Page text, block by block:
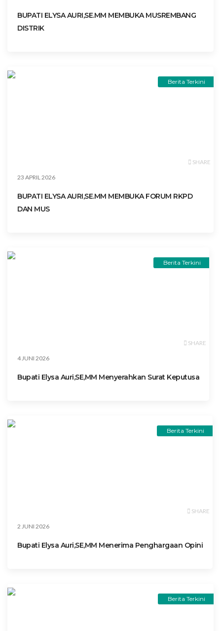
BUPATI ELYSA AURI,SE.MM MEMBUKA MUSREMBANG
DISTRIK
Berita Terkini
SHARE
23 APRIL 2026
BUPATI ELYSA AURI,SE.MM MEMBUKA FORUM RKPD
DAN MUS
Berita Terkini
SHARE
4 JUNI 2026
Bupati Elysa Auri,SE,MM Menyerahkan Surat Keputusa
Berita Terkini
SHARE
2 JUNI 2026
Bupati Elysa Auri,SE,MM Menerima Penghargaan Opini
Berita Terkini